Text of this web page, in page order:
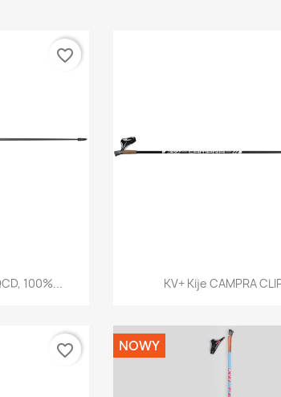
100%...
favorite_border
Szybki
KV+ Kije CAMPRA
favorite_border NOWY